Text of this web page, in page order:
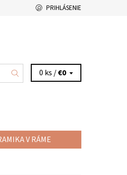
PRIHLÁSENIE
0 ks /€0
V RÁME